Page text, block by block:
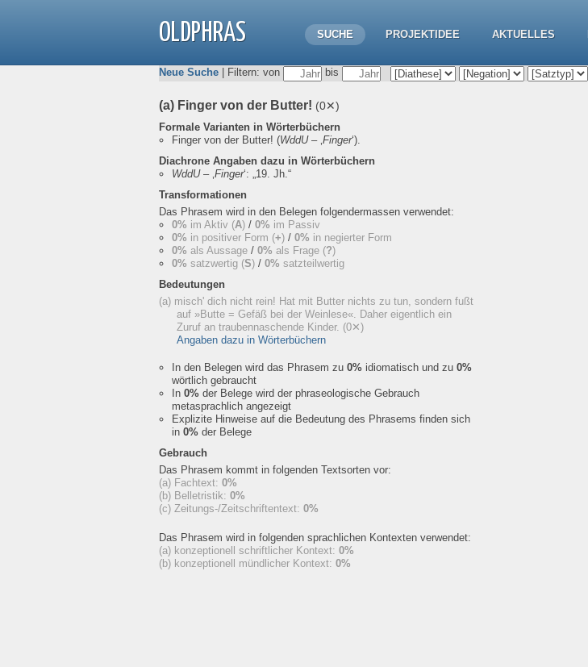
OLDPHRAS SUCHE PROJEKTIDEE AKTUELLES
Neue Suche | Filtern: von bis
(a) Finger von der Butter! (0✕)
Formale Varianten in Wörterbüchern
Finger von der Butter! (WddU– ‚Finger‘).
Diachrone Angaben dazu in Wörterbüchern
WddU– ‚Finger‘: „19. Jh.“
Transformationen
Das Phrasem wird in den Belegen folgendermassen verwendet:
0% im Aktiv (A) / 0% im Passiv
0% in positiver Form (+) / 0% in negierter Form
0% als Aussage / 0% als Frage (?)
0% satzwertig (S) / 0% satzteilwertig
Bedeutungen
(a) misch' dich nicht rein! Hat mit Butter nichts zu tun, sondern fußt
auf »Butte = Gefäß bei der Weinlese«. Daher eigentlich ein
Zuruf an traubennaschende Kinder. (0✕)
Angaben dazu in Wörterbüchern
In den Belegen wird das Phrasem zu 0% idiomatisch und zu 0%
wörtlich gebraucht
In 0% der Belege wird der phraseologische Gebrauch
metasprachlich angezeigt
Explizite Hinweise auf die Bedeutung des Phrasems finden sich
in 0% der Belege
Gebrauch
Das Phrasem kommt in folgenden Textsorten vor:
(a) Fachtext: 0%
(b) Belletristik: 0%
(c) Zeitungs-/Zeitschriftentext: 0%
Das Phrasem wird in folgenden sprachlichen Kontexten verwendet:
(a) konzeptionell schriftlicher Kontext: 0%
(b) konzeptionell mündlicher Kontext: 0%